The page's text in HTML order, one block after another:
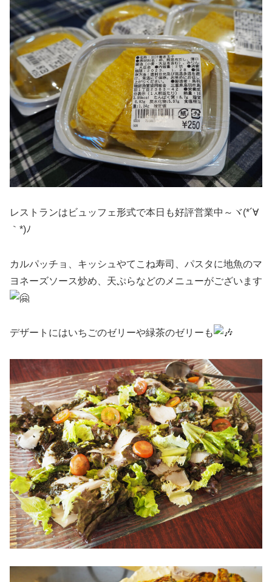
レストランはビュッフェ形式で本日も好評営業中～ヾ(*´∀
｀*)ﾉ
カルパッチョ、キッシュやてこね寿司、パスタに地魚のマ
ヨネーズソース炒め、天ぷらなどのメニューがございます
デザートにはいちごのゼリーや緑茶のゼリーも